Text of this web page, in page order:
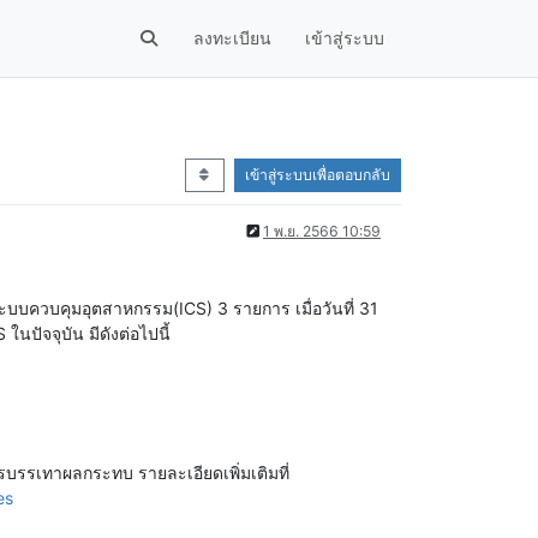
ลงทะเบียน เข้าสู่ระบบ
เข้าสู่ระบบเพื่อตอบกลับ
1 พ.ย. 2566 10:59
บควบคุมอุตสาหกรรม(ICS) 3 รายการ เมื่อวันที่ 31
ในปัจจุบัน มีดังต่อไปนี้
รเทาผลกระทบ รายละเอียดเพิ่มเติมที่